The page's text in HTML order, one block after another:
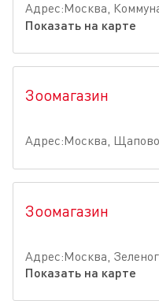
Адрес:Москва,
Показать на карте
Зоомагазин
Адрес:Москва,
Зоомагазин
Адрес:Москва,
Показать на карте